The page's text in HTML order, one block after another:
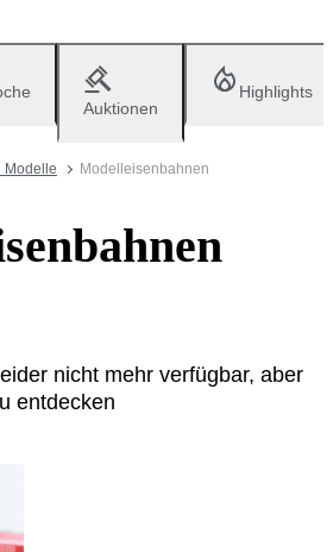
Auktionen
Highlights
Modelle Modelleisenbahnen
nicht mehr verfügbar, aber
entdecken